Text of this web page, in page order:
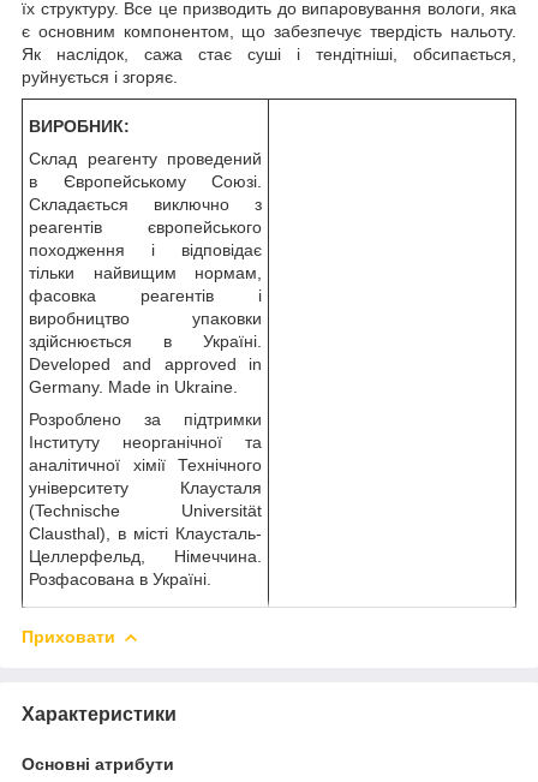
їх структуру. Все це призводить до випаровування вологи, яка
є основним компонентом, що забезпечує твердість нальоту.
Як наслідок, сажа стає суші і тендітніші, обсипається,
руйнується і згоряє.
ВИРОБНИК:
Склад реагенту проведений
в Європейському Союзі.
Складається виключно з
реагентів європейського
походження і відповідає
тільки найвищим нормам,
фасовка реагентів і
виробництво упаковки
здійснюється в Україні.
Developed and approved in
Germany. Made in Ukraine.
Розроблено за підтримки
Інституту неорганічної та
аналітичної хімії Технічного
університету Клаусталя
(Technische Universität
Clausthal), в місті Клаусталь-
Целлерфельд, Німеччина.
Розфасована в Україні.
Приховати
Характеристики
Основні атрибути